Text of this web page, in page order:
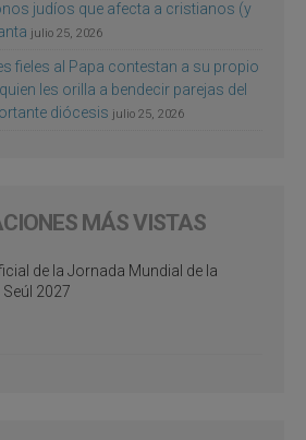
judíos que afecta a cristianos (y
julio 25, 2026
fieles al Papa contestan a su propio
les orilla a bendecir parejas del
diócesis julio 25, 2026
MÁS VISTAS
de la Jornada Mundial de la
2027